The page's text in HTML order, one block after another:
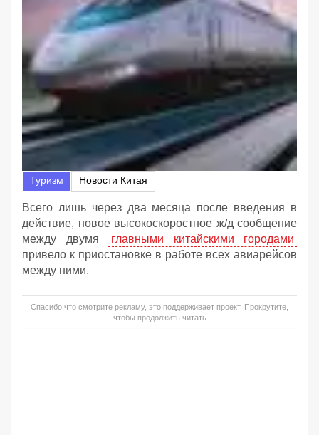
Туризм Новости Китая
Всего лишь через два месяца после введения в
действие, новое высокоскоростное ж/д сообщение
между двумя
главными китайскими городами
привело к приостановке в работе всех авиарейсов
между ними.
Спасибо что смотрите рекламу, это поддерживает проект. Прокрутите,
чтобы продолжить читать